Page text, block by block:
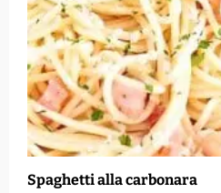
Spaghetti alla carbonara